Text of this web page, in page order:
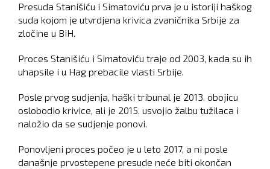
Presuda Stanišiću i Simatoviću prva je u istoriji haškog
suda kojom je utvrdjena krivica zvaničnika Srbije za
zločine u BiH.
Proces Stanišiću i Simatoviću traje od 2003, kada su ih
uhapsile i u Hag prebacile vlasti Srbije.
Posle prvog sudjenja, haški tribunal je 2013. obojicu
oslobodio krivice, ali je 2015. usvojio žalbu tužilaca i
naložio da se sudjenje ponovi.
Ponovljeni proces počeo je u leto 2017, a ni posle
današnje prvostepene presude neće biti okončan